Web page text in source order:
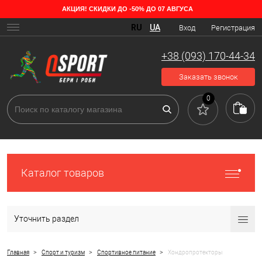
Зачем нужны хондропротекторы
Препарат, питающий и восстанавливающий хрящи, называется
организме и начинает действовать только спустя полгода
регулярного применения. Поскольку хрящи не восстанавливаются,
эти биодобавки помогут только на ранних стадиях заболевания,
или остановят процесс их разрушения.
АКЦИЯ! СКИДКИ ДО -50% ДО 07 АВГУСА
Вход Регистрация
RU UA
+38 (093) 170-44-34
Заказать звонок
0
Каталог товаров
Уточнить раздел
Главная > Спорт и туризм > Спортивное питание > Хондропротекторы